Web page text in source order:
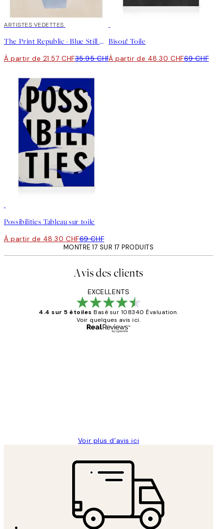
40%*
ARTISTES VEDETTES
The Print Republic - Blue Still Life Poster No1 Affiche
À partir de 21.57 CHF35.95 CHF
Bisou! Toile
À partir de 48.30 CHF69 CHF
Possibilities Tableau sur toile
À partir de 48.30 CHF69 CHF
MONTRE 17 SUR 17 PRODUITS
Avis des clients
EXCELLENTS
4.4 sur 5 étoiles Basé sur 108340 Évaluation.
Voir quelques avis ici.
Voir plus d’avis ici